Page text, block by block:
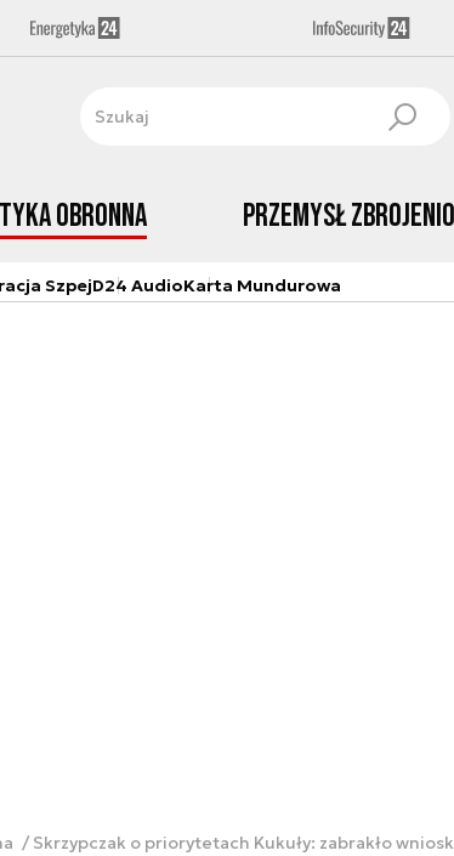
obronna Przemysł
SzpejD24 AudioKarta Mundurowa
Skrzypczak o priorytetach Kukuły: zabrakło